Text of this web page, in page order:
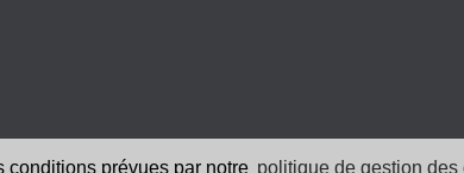
conditions prévues par notre politique de gestion des